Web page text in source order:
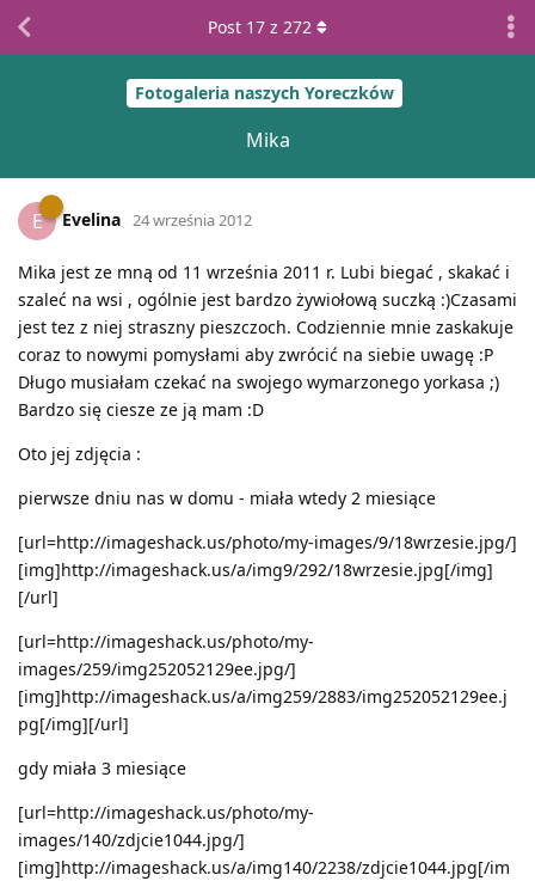
Fotogaleria naszych Yoreczków
Mika
Post 17 z 272
E Evelina 24 września 2012
Mika jest ze mną od 11 września 2011 r. Lubi biegać , skakać i
szaleć na wsi , ogólnie jest bardzo żywiołową suczką :)Czasami
jest tez z niej straszny pieszczoch. Codziennie mnie zaskakuje
coraz to nowymi pomysłami aby zwrócić na siebie uwagę :P
Długo musiałam czekać na swojego wymarzonego yorkasa ;)
Bardzo się ciesze ze ją mam :D
Oto jej zdjęcia :
pierwsze dniu nas w domu - miała wtedy 2 miesiące
[url=http://imageshack.us/photo/my-images/9/18wrzesie.jpg/]
[img]http://imageshack.us/a/img9/292/18wrzesie.jpg[/img]
[/url]
[url=http://imageshack.us/photo/my-
images/259/img252052129ee.jpg/]
[img]http://imageshack.us/a/img259/2883/img252052129ee.j
pg[/img][/url]
gdy miała 3 miesiące
[url=http://imageshack.us/photo/my-
images/140/zdjcie1044.jpg/]
[img]http://imageshack.us/a/img140/2238/zdjcie1044.jpg[/im